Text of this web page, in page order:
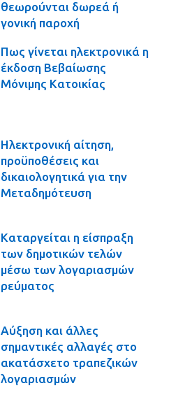
θεωρούνται δωρεά ή
γονική παροχή
Πως γίνεται ηλεκτρονικά η
έκδοση Βεβαίωσης
Μόνιμης Κατοικίας
Ηλεκτρονική αίτηση,
προϋποθέσεις και
δικαιολογητικά για την
Μεταδημότευση
Καταργείται η είσπραξη
των δημοτικών τελών
μέσω των λογαριασμών
ρεύματος
Αύξηση και άλλες
σημαντικές αλλαγές στο
ακατάσχετο τραπεζικών
λογαριασμών